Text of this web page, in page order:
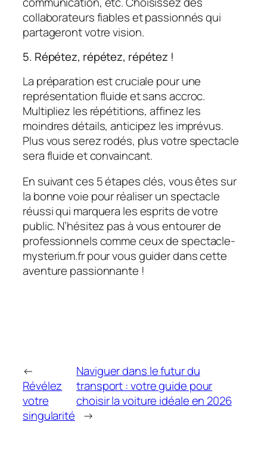
collaborateurs fiables et passionnés qui
partageront votre vision.
5. Répétez, répétez, répétez !
La préparation est cruciale pour une
représentation fluide et sans accroc.
Multipliez les répétitions, affinez les
moindres détails, anticipez les imprévus.
Plus vous serez rodés, plus votre spectacle
sera fluide et convaincant.
En suivant ces 5 étapes clés, vous êtes sur
la bonne voie pour réaliser un spectacle
réussi qui marquera les esprits de votre
public. N’hésitez pas à vous entourer de
professionnels comme ceux de spectacle-
mysterium.fr pour vous guider dans cette
aventure passionnante !
←
Révélez
votre
singularité
Naviguer dans le futur du
transport : votre guide pour
choisir la voiture idéale en 2026
→